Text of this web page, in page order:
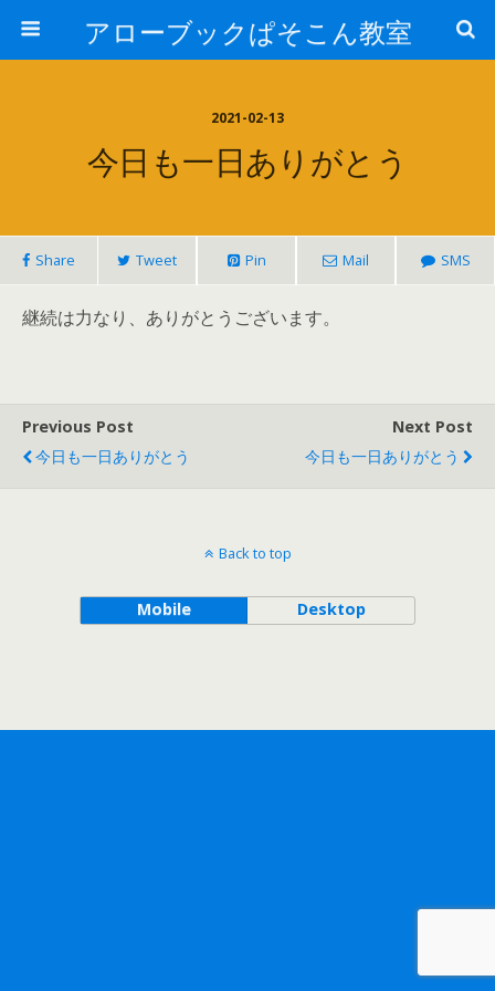
アローブックぱそこん教室
2021-02-13
今日も一日ありがとう
Share Tweet Pin Mail SMS
継続は力なり、ありがとうございます。
Previous Post
今日も一日ありがとう
Next Post
今日も一日ありがとう
Back to top
Mobile Desktop